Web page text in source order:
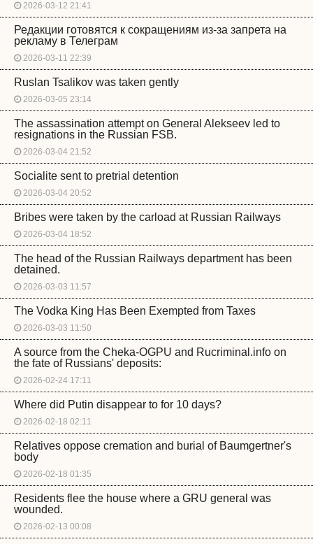
2026-03-12 21:41
Редакции готовятся к сокращениям из-за запрета на
рекламу в Телеграм
2026-03-11 22:39
Ruslan Tsalikov was taken gently
2026-03-05 23:14
The assassination attempt on General Alekseev led to
resignations in the Russian FSB.
2026-03-04 21:52
Socialite sent to pretrial detention
2026-03-04 20:52
Bribes were taken by the carload at Russian Railways
2026-03-04 18:52
The head of the Russian Railways department has been
detained.
2026-03-03 11:57
The Vodka King Has Been Exempted from Taxes
2026-03-03 11:50
A source from the Cheka-OGPU and Rucriminal.info on
the fate of Russians' deposits:
2026-02-24 17:11
Where did Putin disappear to for 10 days?
2026-02-18 02:11
Relatives oppose cremation and burial of Baumgertner's
body
2026-02-18 01:35
Residents flee the house where a GRU general was
wounded.
2026-02-13 00:08